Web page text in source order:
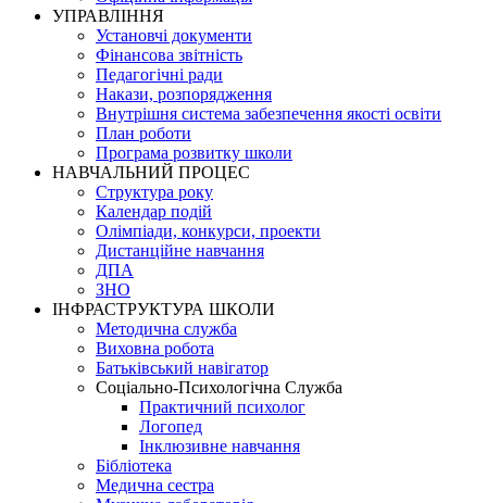
УПРАВЛІННЯ
Установчі документи
Фінансова звітність
Педагогічні ради
Накази, розпорядження
Внутрішня система забезпечення якості освіти
План роботи
Програма розвитку школи
НАВЧАЛЬНИЙ ПРОЦЕС
Структура року
Календар подій
Олімпіади, конкурси, проекти
Дистанційне навчання
ДПА
ЗНО
ІНФРАСТРУКТУРА ШКОЛИ
Методична служба
Виховна робота
Батьківський навігатор
Соціально-Психологічна Служба
Практичний психолог
Логопед
Інклюзивне навчання
Бібліотека
Медична сестра